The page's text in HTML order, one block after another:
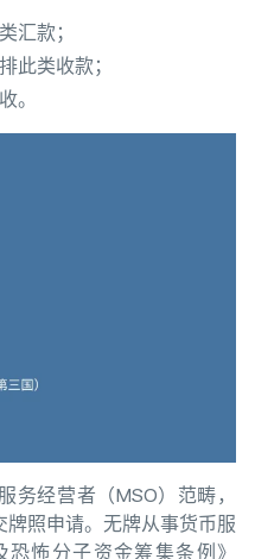
汇款；
此类收款；
。
务经营者（MSO）范畴，
照申请。无牌从事货币服
怖分子资金筹集条例》